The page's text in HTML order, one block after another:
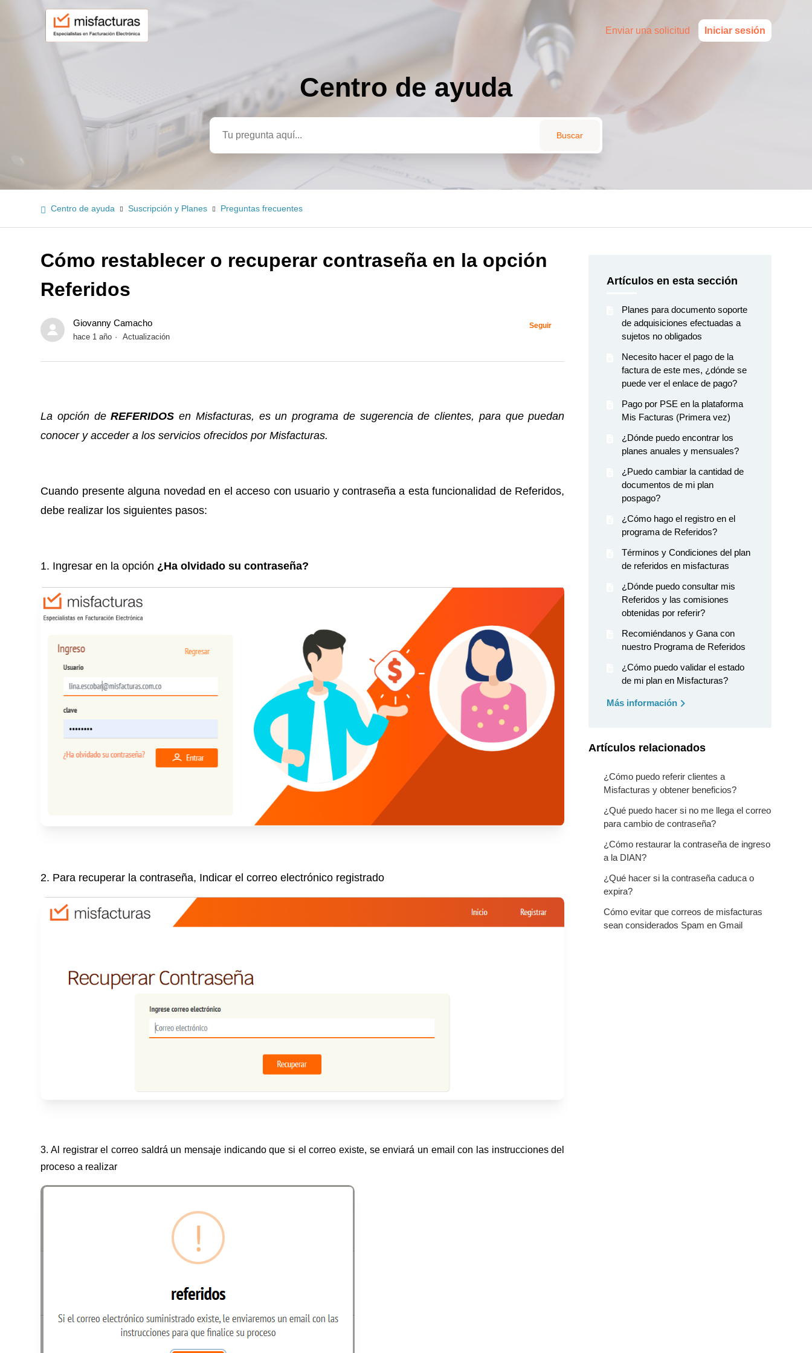
Enviar una solicitud Iniciar sesión
Centro de ayuda
Centro de ayuda Suscripción y Planes Preguntas frecuentes
Artículos en esta sección
Planes para documento soporte
de adquisiciones efectuadas a
sujetos no obligados
Necesito hacer el pago de la
factura de este mes, ¿dónde se
puede ver el enlace de pago?
Pago por PSE en la plataforma
Mis Facturas (Primera vez)
¿Dónde puedo encontrar los
planes anuales y mensuales?
¿Puedo cambiar la cantidad de
documentos de mi plan
pospago?
¿Cómo hago el registro en el
programa de Referidos?
Términos y Condiciones del plan
de referidos en misfacturas
¿Dónde puedo consultar mis
Referidos y las comisiones
obtenidas por referir?
Recomiéndanos y Gana con
nuestro Programa de Referidos
¿Cómo puedo validar el estado
de mi plan en Misfacturas?
Más información
Artículos relacionados
¿Cómo puedo referir clientes a
Misfacturas y obtener beneficios?
¿Qué puedo hacer si no me llega el correo
para cambio de contraseña?
¿Cómo restaurar la contraseña de ingreso
a la DIAN?
¿Qué hacer si la contraseña caduca o
expira?
Cómo evitar que correos de misfacturas
sean considerados Spam en Gmail
Cómo restablecer o recuperar contraseña en la opción
Referidos
Giovanny Camacho
hace 1 año Actualización
Seguir Nadie lo sigue aún
La opción deREFERIDOS en Misfacturas, es un programa de sugerencia de clientes, para que puedan
conocer y acceder a los servicios ofrecidos por Misfacturas.
Cuando presente alguna novedad en el acceso con usuario y contraseña a esta funcionalidad de Referidos,
debe realizar los siguientes pasos:
1. Ingresar en la opción ¿Ha olvidado su contraseña?
2. Para recuperar la contraseña, Indicar el correo electrónico registrado
3. Al registrar el correo saldrá un mensaje indicando que si el correo existe, se enviará un email con las instrucciones del
proceso a realizar